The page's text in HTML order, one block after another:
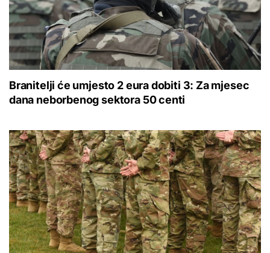
Branitelji će umjesto 2 eura dobiti 3: Za mjesec
dana neborbenog sektora 50 centi